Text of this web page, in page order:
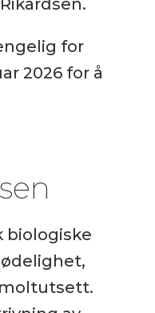
for
2026 for å
biologiske